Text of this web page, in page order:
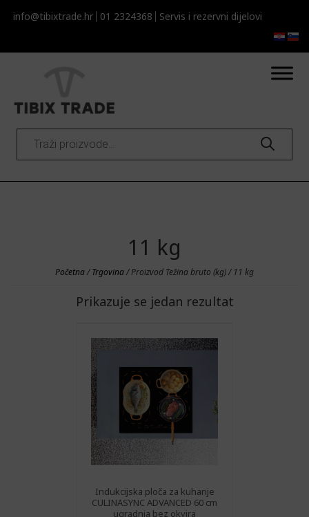
info@tibixtrade.hr 01 2324368 Servis i rezervni dijelovi​​
Products
search
11 kg
Početna/Trgovina/ Proizvod Težina bruto (kg) / 11 kg
Prikazuje se jedan rezultat
Indukcijska ploča za kuhanje
CULINASYNC ADVANCED 60 cm
ugradnja bez okvira